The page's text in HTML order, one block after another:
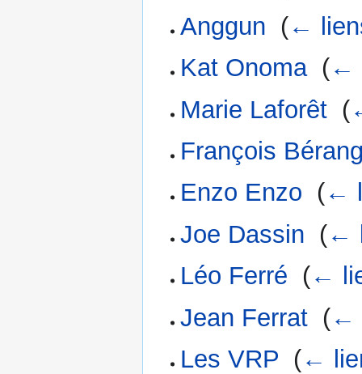
Anggun (←
Kat Onoma‎ (←
Marie Laforêt (
François
Enzo Enzo (←
Joe Dassin (←
Léo Ferré (←
Jean Ferrat (←
Les VRP (←